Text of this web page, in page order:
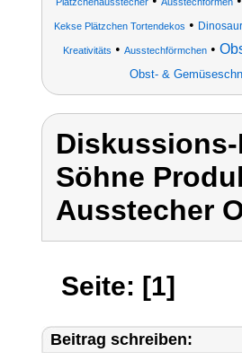
Kekse Plätzchen Tortendekos •
Kreativitäts • Ausstechförmchen •
Obst- &
Söhne
Ausstecher
Seite: [1]
Beitrag schreiben: